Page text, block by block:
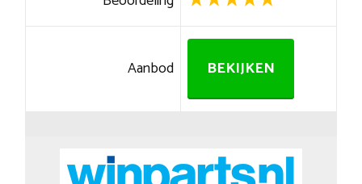
Aanbod BEKIJKEN